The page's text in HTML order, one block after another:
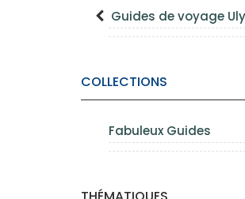
Guides de voyage
COLLECTIONS
Fabuleux Guides